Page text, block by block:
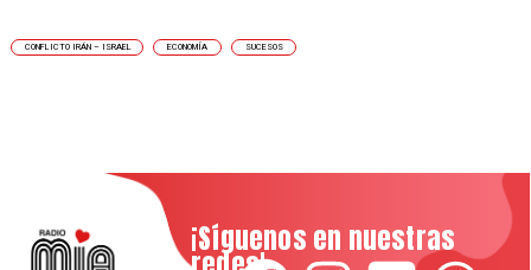
CONFLICTO IRÁN – ISRAEL ECONOMÍA SUCESOS
¡Síguenos en nuestras